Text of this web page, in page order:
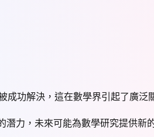
功解決，這在數學界引起了廣泛
力，未來可能為數學研究提供新